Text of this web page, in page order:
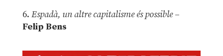
6. Espadà, un altre capitalisme és possible –
Felip Bens